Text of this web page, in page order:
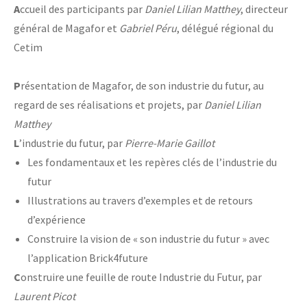
Accueil des participants par Daniel Lilian Matthey, directeur
général de Magafor et Gabriel Péru, délégué régional du
Cetim
Présentation de Magafor, de son industrie du futur, au
regard de ses réalisations et projets, par Daniel Lilian
Matthey
L’industrie du futur, par Pierre-Marie Gaillot
Les fondamentaux et les repères clés de l’industrie du
futur
Illustrations au travers d’exemples et de retours
d’expérience
Construire la vision de « son industrie du futur » avec
l’application Brick4future
Construire une feuille de route Industrie du Futur, par
Laurent Picot